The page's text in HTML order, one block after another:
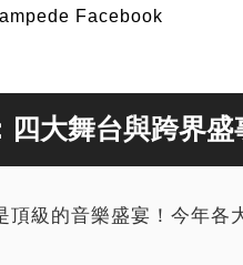
Facebook
四大舞台與跨界盛
級的音樂盛宴！今年各